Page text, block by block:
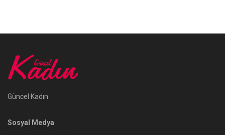
Güncel Kadın
Sosyal Medya